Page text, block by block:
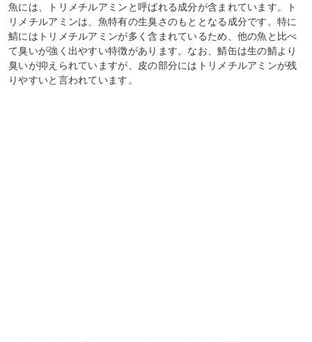
魚には、トリメチルアミンと呼ばれる成分が含まれています。ト
リメチルアミンは、魚特有の生臭さのもととなる成分です。特に
鯖にはトリメチルアミンが多く含まれているため、他の魚と比べ
て臭いが強く出やすい特徴があります。なお、鯖缶は生の鯖より
臭いが抑えられていますが、皮の部分にはトリメチルアミンが残
りやすいと言われています。